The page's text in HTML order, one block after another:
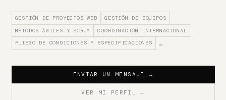
GESTIÓN DE PROYECTOS WEB
GESTIÓN DE EQUIPOS
MÉTODOS ÁGILES Y SCRUM
COORDINACIÓN INTERNACIONAL
PLIEGO DE CONDICIONES Y ESPECIFICACIONES
…
ENVIAR UN MENSAJE →
VER MI PERFIL→